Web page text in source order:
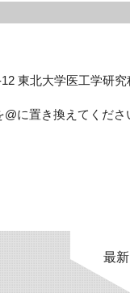
東北大学医工学研
に置き換えてくださ
最